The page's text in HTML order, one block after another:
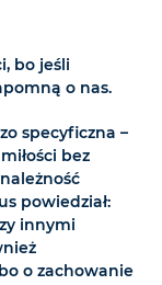
bo jeśli
o nas.
specyficzna –
bez
powiedział:
innymi
o zachowanie